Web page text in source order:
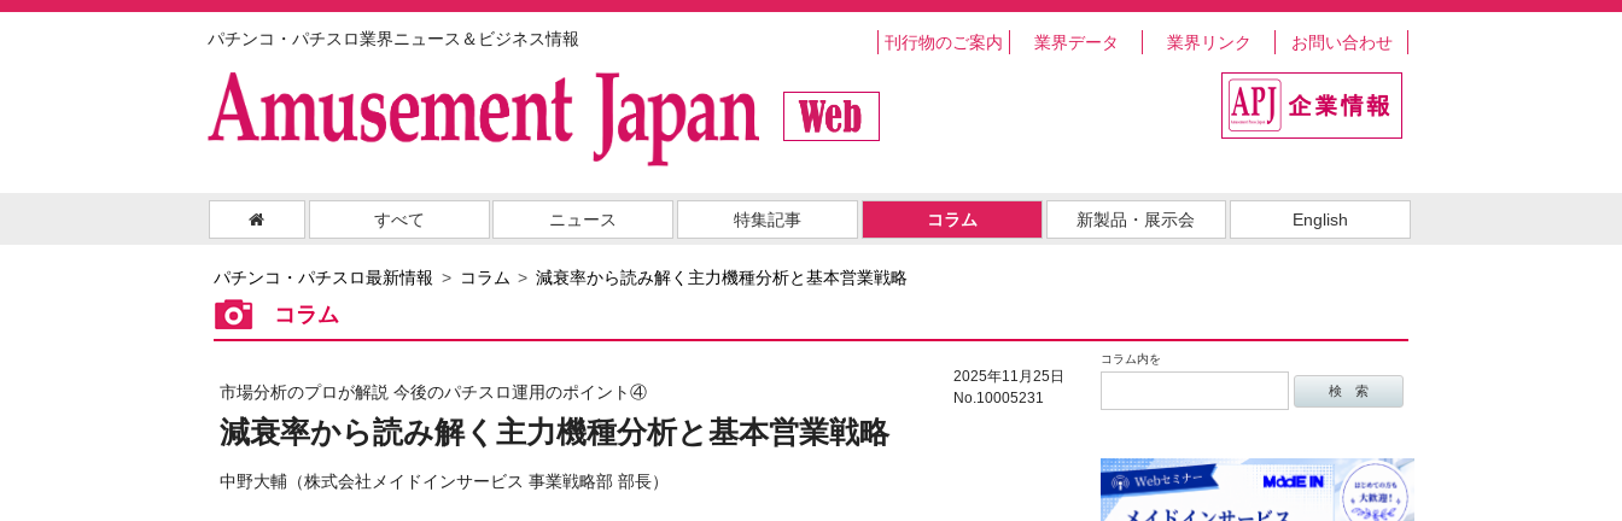
パチンコ・パチスロ業界ニュース＆ビジネス情報 刊行物のご案内 業界データ 業界リンク お問い合わせ
すべて ニュース 特集記事 コラム 新製品・展示会 English
パチンコ・パチスロ最新情報 コラム 減衰率から読み解く主力機種分析と基本営業戦略
コラム
コラム内を
2025年11月25日
No.10005231
市場分析のプロが解説 今後のパチスロ運用のポイント④
減衰率から読み解く主力機種分析と基本営業戦略
中野大輔（株式会社メイドインサービス 事業戦略部 部長）